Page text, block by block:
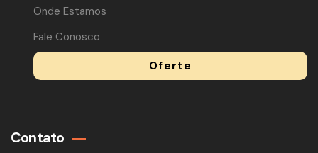
Onde Estamos
Fale Conosco
Oferte
Contato